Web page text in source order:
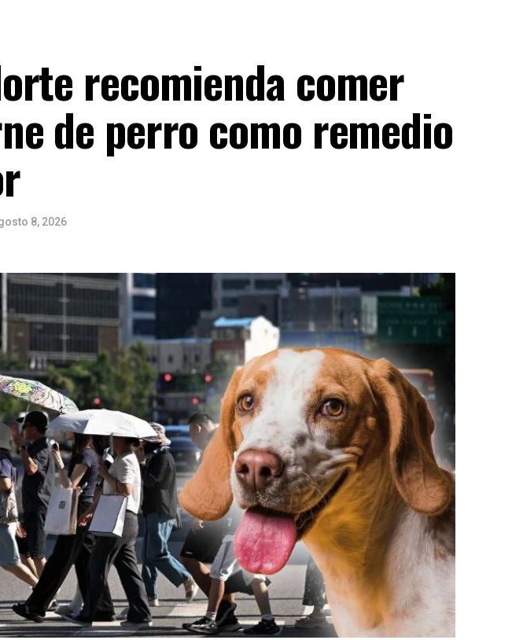
recomienda comer
de perro como remedio
8, 2026